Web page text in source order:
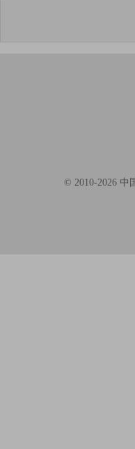
© 2010-2026 中